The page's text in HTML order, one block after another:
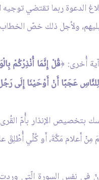
الدعوة ربما تقتضي
ولأجل ذلك خصّ
أُخرى: ﴿قُلْ إِنَّمَا أُنْذِرُكُمْ
عَجَبًا أَنْ أَوْحَيْنَا إِلَى
بتخصيص الإنذار بأُمّ
مِنْ أَعلام مَكَّةَ، أَو كُلِّي أُطْلِقَ
في نفس السورة الّتي وردت